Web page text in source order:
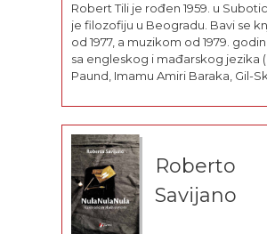
Robert Tili je rođen 1959. u
je filozofiju u Beogradu. Bavi se
od 1977, a muzikom od 1979.
sa engleskog i mađarskog jezika
Paund, Imamu Amiri Baraka, Gil-
Lorens Ferlingeti, Kenet Reksrot,
Mičel, Karl Sandberg, Lengston
Po...
Roberto
Savijano